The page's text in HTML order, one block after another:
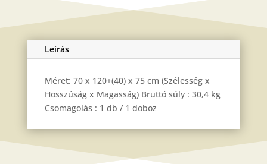
Leírás
Méret: 70 x 120+(40) x 75 cm (Szélesség x
Hosszúság x Magasság) Bruttó súly : 30,4 kg
Csomagolás : 1 db / 1 doboz